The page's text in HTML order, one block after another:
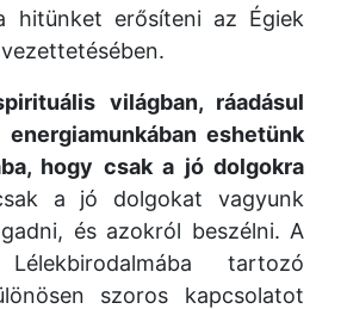
hitünket erősíteni az Égiek
világban, ráadásul
eshetünk
hogy csak a jó dolgokra
a jó dolgokat vagyunk
és azokról beszélni. A
Lélekbirodalmába tartozó
szoros kapcsolatot